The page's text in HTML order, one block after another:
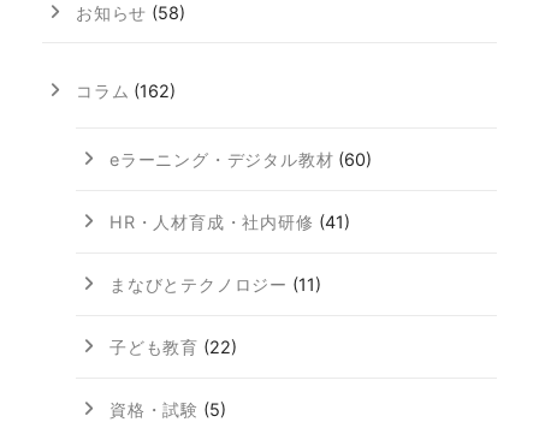
お知らせ (58)
コラム (162)
eラーニング・デジタル教材 (60)
HR・人材育成・社内研修 (41)
まなびとテクノロジー (11)
子ども教育 (22)
資格・試験 (5)